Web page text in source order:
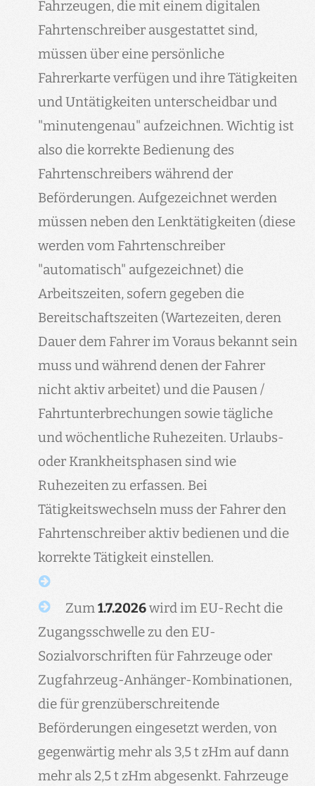
Fahrzeugen, die mit einem digitalen
Fahrtenschreiber ausgestattet sind,
müssen über eine persönliche
Fahrerkarte verfügen und ihre Tätigkeiten
und Untätigkeiten unterscheidbar und
"minutengenau" aufzeichnen. Wichtig ist
also die korrekte Bedienung des
Fahrtenschreibers während der
Beförderungen. Aufgezeichnet werden
müssen neben den Lenktätigkeiten (diese
werden vom Fahrtenschreiber
"automatisch" aufgezeichnet) die
Arbeitszeiten, sofern gegeben die
Bereitschaftszeiten (Wartezeiten, deren
Dauer dem Fahrer im Voraus bekannt sein
muss und während denen der Fahrer
nicht aktiv arbeitet) und die Pausen /
Fahrtunterbrechungen sowie tägliche
und wöchentliche Ruhezeiten. Urlaubs-
oder Krankheitsphasen sind wie
Ruhezeiten zu erfassen. Bei
Tätigkeitswechseln muss der Fahrer den
Fahrtenschreiber aktiv bedienen und die
korrekte Tätigkeit einstellen.
Zum1.7.2026wird im EU-Recht die
Zugangsschwelle zu den EU-
Sozialvorschriften für Fahrzeuge oder
Zugfahrzeug-Anhänger-Kombinationen,
die für grenzüberschreitende
Beförderungen eingesetzt werden, von
gegenwärtig mehr als 3,5 t zHm auf dann
mehr als 2,5 t zHm abgesenkt. Fahrzeuge